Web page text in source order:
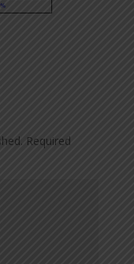
Required